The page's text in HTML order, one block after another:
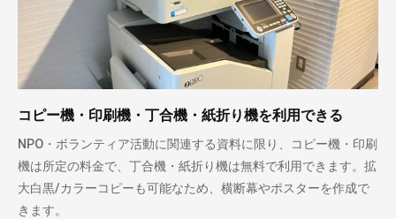
コピー機・印刷機・丁合機・紙折り機を利用できる
NPO・ボランティア活動に関連する資料に限り、コピー機・印刷
機は所定の料金で、丁合機・紙折り機は無料で利用できます。拡
大白黒/カラーコピーも可能なため、横断幕やポスターを作成で
きます。